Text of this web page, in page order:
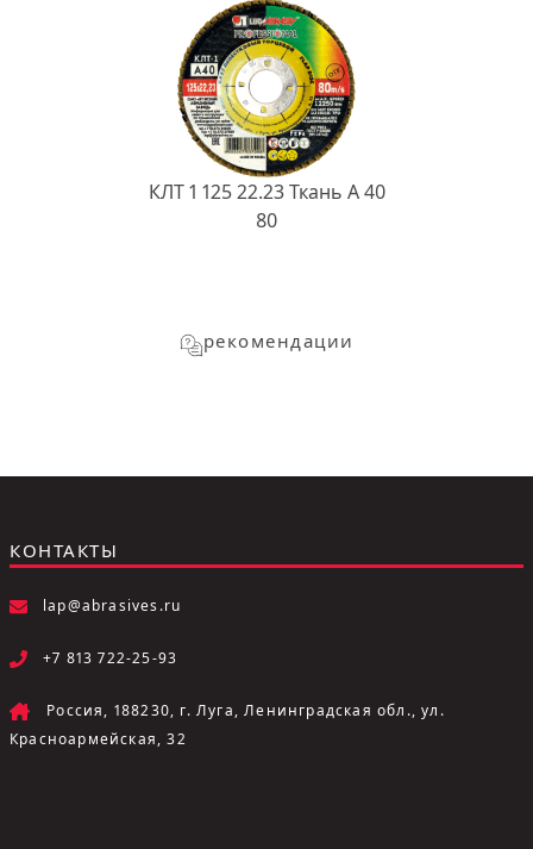
КЛТ 1 125 22.23 Ткань A 40
80
рекомендации
КОНТАКТЫ
lap@abrasives.ru
+7 813 722-25-93
Россия, 188230, г. Луга, Ленинградская обл., ул.
Красноармейская, 32